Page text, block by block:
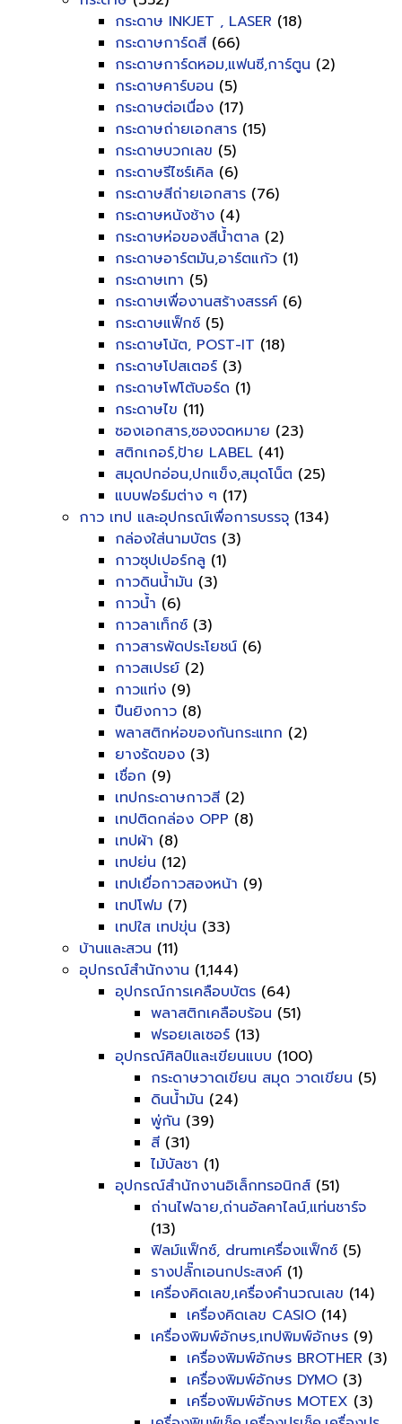
กระดาษ INKJET , LASER (18)
กระดาษการ์ดสี (66)
กระดาษการ์ดหอม,แฟนซี,การ์ตูน (2)
กระดาษคาร์บอน (5)
กระดาษต่อเนื่อง (17)
กระดาษถ่ายเอกสาร (15)
กระดาษบวกเลข (5)
กระดาษรีไซร์เคิล (6)
กระดาษสีถ่ายเอกสาร (76)
กระดาษหนังช้าง (4)
กระดาษห่อของสีน้ำตาล (2)
กระดาษอาร์ตมัน,อาร์ตแก้ว (1)
กระดาษเทา (5)
กระดาษเพื่องานสร้างสรรค์ (6)
กระดาษแฟ็กซ์ (5)
กระดาษโน้ต, POST-IT (18)
กระดาษโปสเตอร์ (3)
กระดาษโฟโต้บอร์ด (1)
กระดาษไข (11)
ซองเอกสาร,ซองจดหมาย (23)
สติกเกอร์,ป้าย LABEL (41)
สมุดปกอ่อน,ปกแข็ง,สมุดโน็ต (25)
แบบฟอร์มต่าง ๆ (17)
กาว เทป และอุปกรณ์เพื่อการบรรจุ (134)
กล่องใส่นามบัตร (3)
กาวซุปเปอร์กลู (1)
กาวดินน้ำมัน (3)
กาวน้ำ (6)
กาวลาเท็กซ์ (3)
กาวสารพัดประโยชน์ (6)
กาวสเปรย์ (2)
กาวแท่ง (9)
ปืนยิงกาว (8)
พลาสติกห่อของกันกระแทก (2)
ยางรัดของ (3)
เชื่อก (9)
เทปกระดาษกาวสี (2)
เทปติดกล่อง OPP (8)
เทปผ้า (8)
เทปย่น (12)
เทปเยื่อกาวสองหน้า (9)
เทปโฟม (7)
เทปใส เทปขุ่น (33)
บ้านและสวน (11)
อุปกรณ์สำนักงาน (1,144)
อุปกรณ์การเคลือบบัตร (64)
พลาสติกเคลือบร้อน (51)
ฟรอยเลเซอร์ (13)
อุปกรณ์ศิลป์และเขียนแบบ (100)
กระดาษวาดเขียน สมุด วาดเขียน (5)
ดินน้ำมัน (24)
พู่กัน (39)
สี (31)
ไม้บัลชา (1)
อุปกรณ์สำนักงานอิเล็กทรอนิกส์ (51)
ถ่านไฟฉาย,ถ่านอัลคาไลน์,แท่นชาร์จ
(13)
ฟิลม์แฟ็กซ์, drumเครื่องแฟ็กซ์ (5)
รางปลั๊กเอนกประสงค์ (1)
เครื่องคิดเลข,เครื่องคำนวณเลข (14)
เครื่องคิดเลข CASIO (14)
เครื่องพิมพ์อักษร,เทปพิมพ์อักษร (9)
เครื่องพิมพ์อักษร BROTHER (3)
เครื่องพิมพ์อักษร DYMO (3)
เครื่องพิมพ์อักษร MOTEX (3)